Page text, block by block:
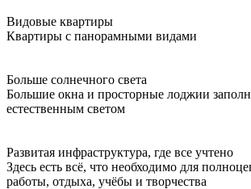
Видовые квартиры
Квартиры с панорамными видами
Больше солнечного света
Большие окна и просторные лоджии
естественным светом
Развитая инфраструктура, где все учтено
Здесь есть всё, что необходимо для
работы, отдыха, учёбы и творчества